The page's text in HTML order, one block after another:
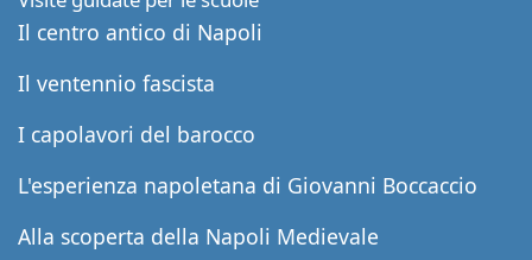
Il centro antico di Napoli
Il ventennio fascista
I capolavori del barocco
L'esperienza napoletana di Giovanni Boccaccio
Alla scoperta della Napoli Medievale